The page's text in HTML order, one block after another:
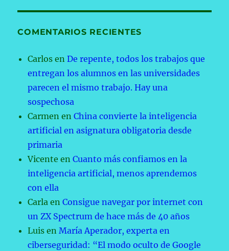
COMENTARIOS RECIENTES
Carlos enDe repente, todos los trabajos que
entregan los alumnos en las universidades
parecen el mismo trabajo. Hay una
sospechosa
Carmen enChina convierte la inteligencia
artificial en asignatura obligatoria desde
primaria
Vicente enCuanto más confiamos en la
inteligencia artificial, menos aprendemos
con ella
Carla enConsigue navegar por internet con
un ZX Spectrum de hace más de 40 años
Luis enMaría Aperador, experta en
ciberseguridad: “El modo oculto de Google